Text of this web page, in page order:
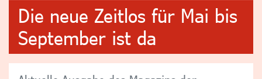
Die neue Zeitlos für Mai bis
September ist da